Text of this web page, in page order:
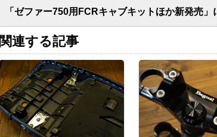
「ゼファー750用FCRキャブキットほか新発売
関連する記事